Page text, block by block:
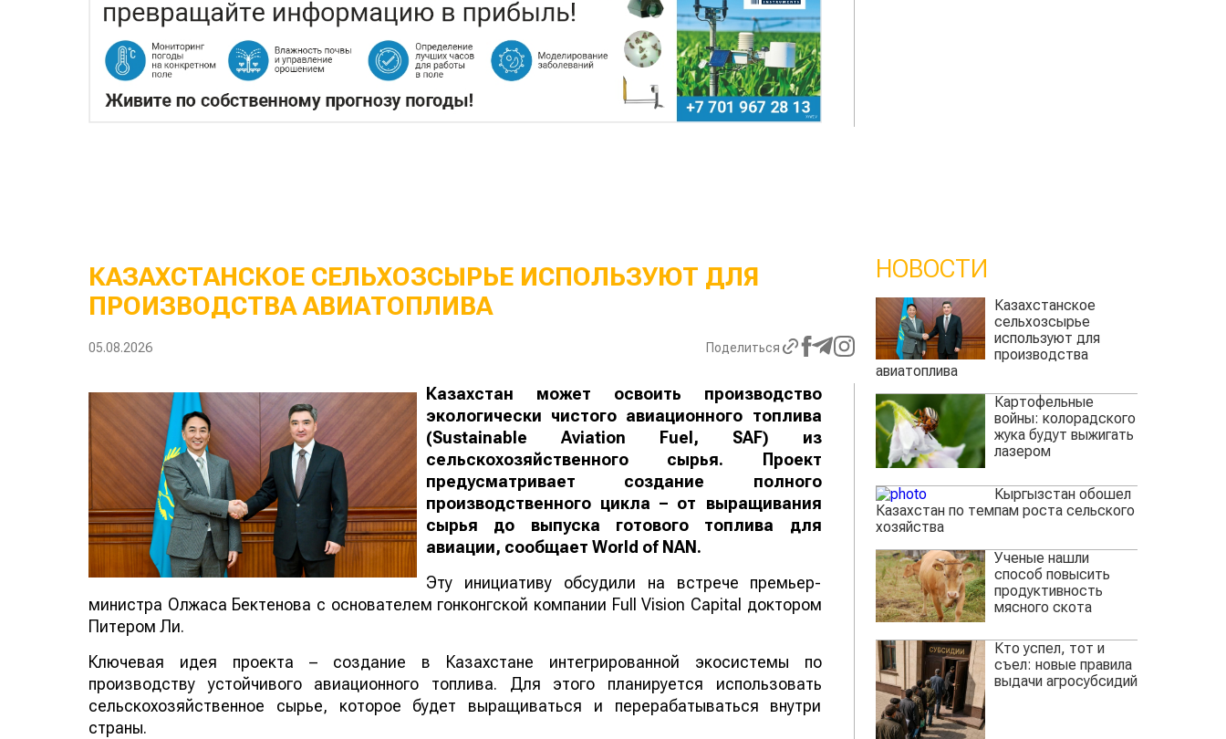
КАЗАХСТАНСКОЕ СЕЛЬХОЗСЫРЬЕ ИСПОЛЬЗУЮТ ДЛЯ
ПРОИЗВОДСТВА АВИАТОПЛИВА
05.08.2026 Поделиться
Казахстан может освоить производство
экологически чистого авиационного топлива
(Sustainable Aviation Fuel, SAF) из
сельскохозяйственного сырья. Проект
предусматривает создание полного
производственного цикла – от выращивания
сырья до выпуска готового топлива для
авиации, сообщает World of NAN .
Эту инициативу обсудили на встрече премьер-
министра Олжаса Бектенова с основателем гонконгской компании Full Vision Capital доктором
Питером Ли.
Ключевая идея проекта – создание в Казахстане интегрированной экосистемы по
производству устойчивого авиационного топлива. Для этого планируется использовать
сельскохозяйственное сырье, которое будет выращиваться и перерабатываться внутри
страны.
НОВОСТИ
Казахстанское
сельхозсырье
используют для
производства
авиатоплива
Картофельные
войны: колорадского
жука будут выжигать
лазером
Кыргызстан обошел
Казахстан по темпам роста сельского
хозяйства
Ученые нашли
способ повысить
продуктивность
мясного скота
Кто успел, тот и
съел: новые правила
выдачи агросубсидий